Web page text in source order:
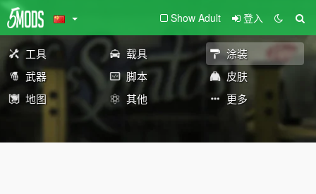
Show Adult 登入
工具 载具
涂装
武器
脚本
皮肤
地图
其他 更多